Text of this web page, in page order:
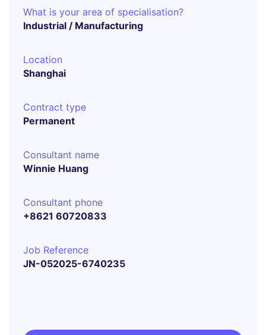
What is your area of specialisation?
Industrial / Manufacturing
Location
Shanghai
Contract type
Permanent
Consultant name
Winnie Huang
Consultant phone
+8621 60720833
Job Reference
JN-052025-6740235